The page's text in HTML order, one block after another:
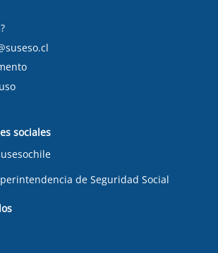
sociales
de Seguridad Social